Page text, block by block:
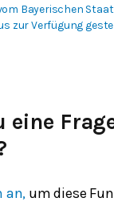
Bayerischen
zur Verfügung
eine
an, um diese